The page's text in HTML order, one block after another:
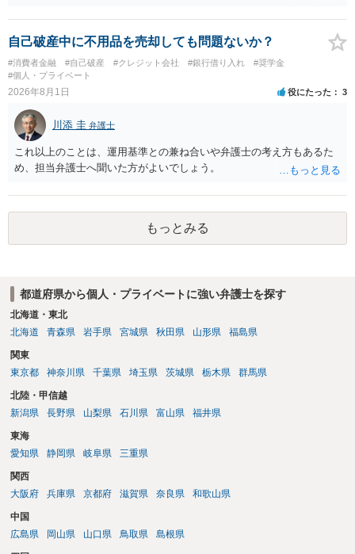
なって相談し、善後策を考えることをお勧めします。
自己破産中に不用品を売却しても問題ないか？
#消費者金融 #自己破産 #クレジット会社 #銀行借り入れ
#奨学金
#個人・プライベート
2026年8月1日 役にたった 3
川添 圭 弁護士
これ以上のことは、運用基準との兼ね合いや弁護士の考え方もあるた
め、担当弁護士へ聞いた方がよいでしょう。
もっとみる
都道府県から個人・プライベートに強い弁護士を探す
北海道・東北
北海道
青森県 岩手県 宮城県 秋田県 山形県 福島県
関東
東京都
神奈川県 千葉県 埼玉県 茨城県 栃木県 群馬県
北陸・甲信越
新潟県
長野県 山梨県 石川県 富山県 福井県
東海
愛知県
静岡県 岐阜県 三重県
関西
大阪府
兵庫県 京都府 滋賀県 奈良県 和歌山県
中国
広島県
岡山県 山口県 鳥取県 島根県